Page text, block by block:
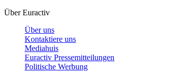
Über Euractiv
Über uns
Kontaktiere uns
Mediahuis
Euractiv Pressemitteilungen
Politische Werbung